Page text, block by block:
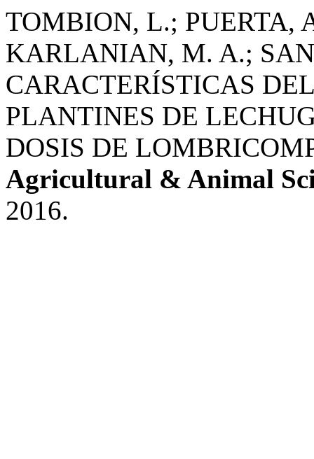
TOMBION, L.; PUERTA,
KARLANIAN, M. A.;
CARACTERÍSTICAS
PLANTINES DE
DOSIS DE
Agricultural & Animal
2016.